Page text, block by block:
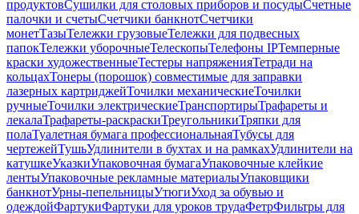
продуктовСушилки для столовых приборов и посудыСчетные
палочки и счетыСчетчики банкнотСчетчики
монетТазыТележки грузовыеТележки для подвесных
папокТележки уборочныеТелескопыТелефоны IPТемперные
краски художественныеТестеры напряженияТетради на
кольцахТонеры (порошок) совместимые для заправки
лазерных картриджейТочилки механическиеТочилки
ручныеТочилки электрическиеТранспортирыТрафареты и
лекалаТрафареты-раскраскиТреугольникиТряпки для
полаТуалетная бумага профессиональнаяТубусы для
чертежейТушьУдлинители в бухтах и на рамкахУдлинители на
катушкеУказкиУпаковочная бумагаУпаковочные клейкие
лентыУпаковочные рекламные материалыУпаковщики
банкнотУрны-пепельницыУтюгиУход за обувью и
одеждойФартукиФартуки для уроков трудаФетрФильтры для